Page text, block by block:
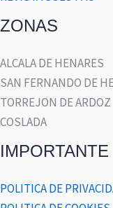
ZONAS
ALCALA DE HENARES
SAN FERNANDO DE
TORREJON DE ARDOZ
COSLADA
IMPORTANTE
POLITICA DE